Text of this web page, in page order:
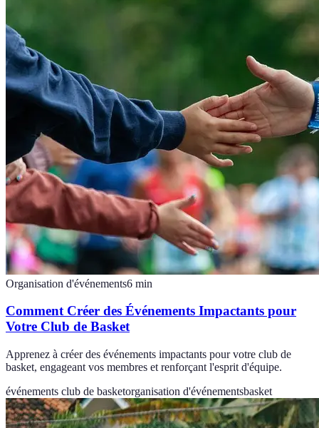
Organisation d'événements6 min
Comment Créer des Événements Impactants pour
Votre Club de Basket
Apprenez à créer des événements impactants pour votre club de
basket, engageant vos membres et renforçant l'esprit d'équipe.
événements club de basketorganisation d'événementsbasket